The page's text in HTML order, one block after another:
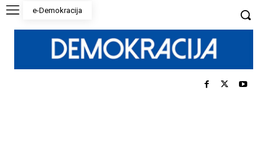
e-Demokracija